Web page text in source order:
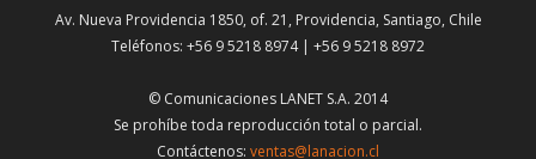
Av. Nueva Providencia 1850, of. 21, Providencia, Santiago, Chile
Teléfonos: +56 9 5218 8974 | +56 9 5218 8972
© Comunicaciones LANET S.A. 2014
Se prohíbe toda reproducción total o parcial.
Contáctenos: ventas@lanacion.cl